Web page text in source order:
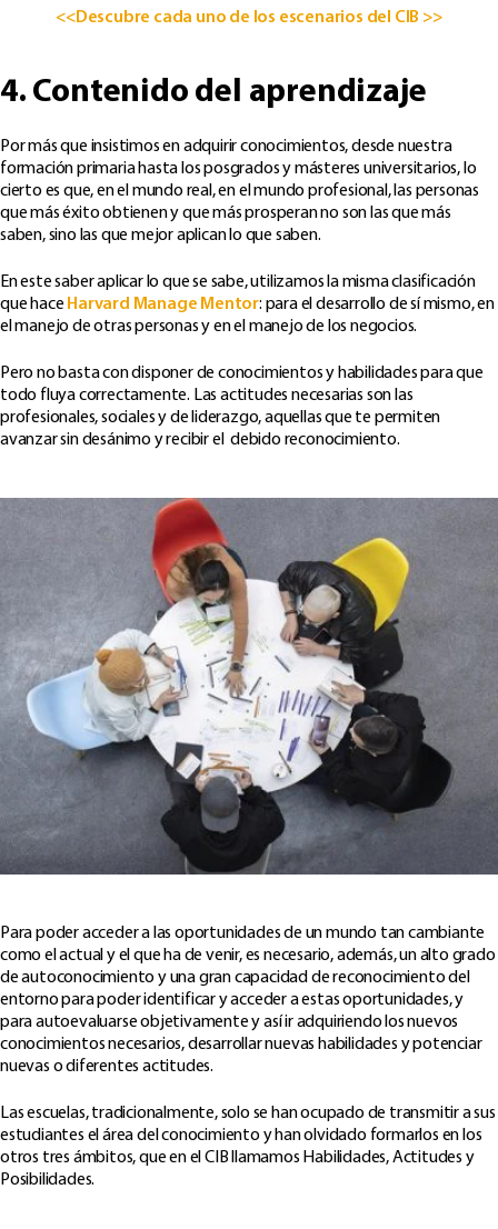
<<Descubre cada uno de los escenarios del CIB >>
4. Contenido del aprendizaje
Por más que insistimos en adquirir conocimientos, desde nuestra
formación primaria hasta los posgrados y másteres universitarios, lo
cierto es que, en el mundo real, en el mundo profesional, las personas
que más éxito obtienen y que más prosperan no son las que más
saben, sino las que mejor aplican lo que saben.
En este saber aplicar lo que se sabe, utilizamos la misma clasificación
que hace Harvard Manage Mentor: para el desarrollo de sí mismo, en
el manejo de otras personas y en el manejo de los negocios.
Pero no basta con disponer de conocimientos y habilidades para que
todo fluya correctamente. Las actitudes necesarias son las
profesionales, sociales y de liderazgo, aquellas que te permiten
avanzar sin desánimo y recibir el debido reconocimiento.
Para poder acceder a las oportunidades de un mundo tan cambiante
como el actual y el que ha de venir, es necesario, además, un alto grado
de autoconocimiento y una gran capacidad de reconocimiento del
entorno para poder identificar y acceder a estas oportunidades, y
para autoevaluarse objetivamente y así ir adquiriendo los nuevos
conocimientos necesarios, desarrollar nuevas habilidades y potenciar
nuevas o diferentes actitudes.
Las escuelas, tradicionalmente, solo se han ocupado de transmitir a sus
estudiantes el área del conocimiento y han olvidado formarlos en los
otros tres ámbitos, que en el CIB llamamos Habilidades, Actitudes y
Posibilidades.